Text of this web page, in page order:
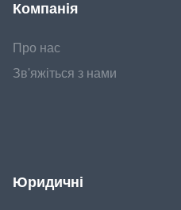
Компанія
Про нас
Зв'яжіться з нами
Юридичні